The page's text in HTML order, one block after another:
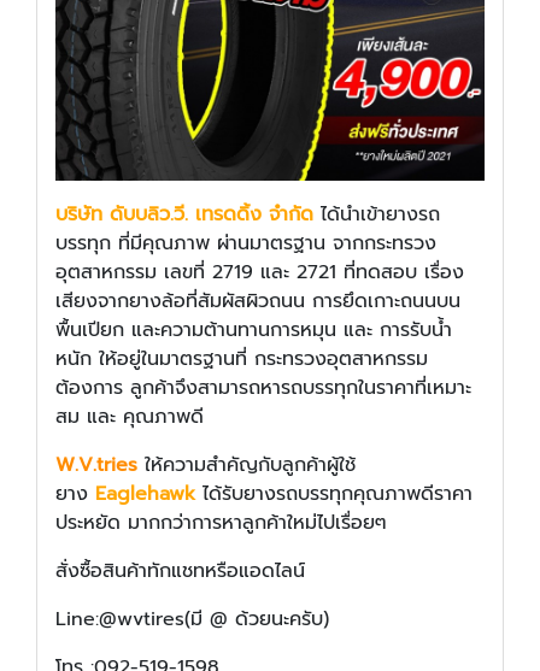
บริษัท ดับบลิว.วี. เทรดดิ้ง จำกัด ได้นำเข้ายางรถ
บรรทุก ที่มีคุณภาพ ผ่านมาตรฐาน จากกระทรวง
อุตสาหกรรม เลขที่ 2719 และ 2721 ที่ทดสอบ เรื่อง
เสียงจากยางล้อที่สัมผัสผิวถนน การยึดเกาะถนนบน
พื้นเปียก และความต้านทานการหมุน และ การรับนํ้า
หนัก ให้อยู่ในมาตรฐานที่ กระทรวงอุตสาหกรรม
ต้องการ ลูกค้าจึงสามารถหารถบรรทุกในราคาที่เหมาะ
สม และ คุณภาพดี
W.V.tries ให้ความสำคัญกับลูกค้าผู้ใช้
ยาง Eaglehawk ได้รับยางรถบรรทุกคุณภาพดีราคา
ประหยัด มากกว่าการหาลูกค้าใหม่ไปเรื่อยๆ
สั่งซื้อสินค้าทักแชทหรือแอดไลน์
Line:@wvtires(มี @ ด้วยนะครับ)